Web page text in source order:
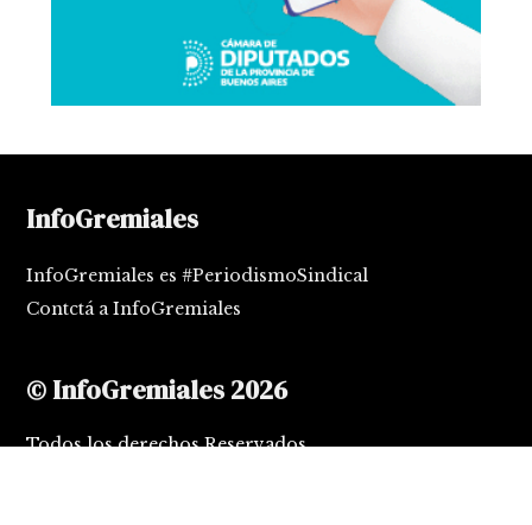
InfoGremiales
InfoGremiales es #PeriodismoSindical
Contctá a InfoGremiales
© InfoGremiales 2026
Todos los derechos Reservados